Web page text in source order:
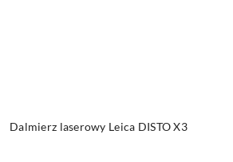
Dalmierz laserowy Leica DISTO X3